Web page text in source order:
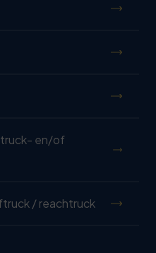
en/of
/ reachtruck